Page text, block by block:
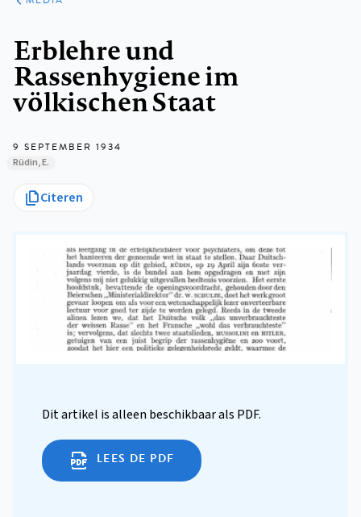
Erblehre und
Rassenhygiene im
völkischen Staat
9 SEPTEMBER 1934
Rüdin, E.
Citeren
Dit artikel is alleen beschikbaar als PDF.
LEES DE PDF